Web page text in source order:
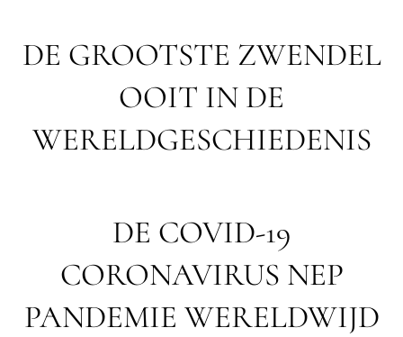
DE GROOTSTE ZWENDEL
OOIT IN DE
WERELDGESCHIEDENIS
DE COVID-19
CORONAVIRUS NEP
PANDEMIE WERELDWIJD